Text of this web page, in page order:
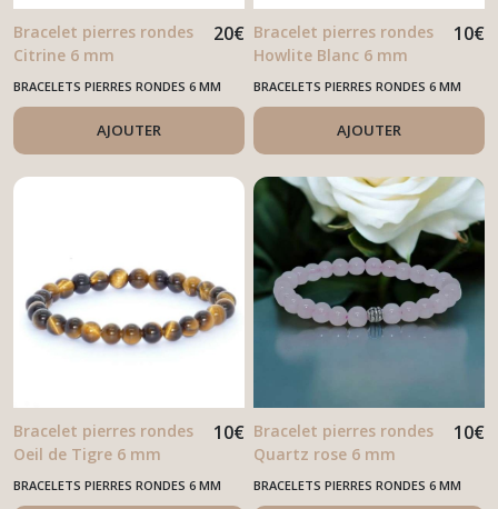
Bracelet pierres rondes
Citrine 6 mm
20€
BRACELETS PIERRES RONDES 6 MM
AJOUTER
Bracelet pierres rondes
Howlite Blanc 6 mm
10€
BRACELETS PIERRES RONDES 6 MM
AJOUTER
Bracelet pierres rondes
Oeil de Tigre 6 mm
10€
BRACELETS PIERRES RONDES 6 MM
Bracelet pierres rondes
Quartz rose 6 mm
10€
BRACELETS PIERRES RONDES 6 MM